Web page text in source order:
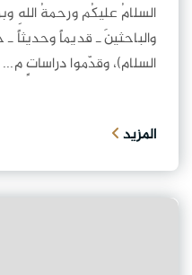
السلامُ عليكُم ورحمةُ اللهِ
والباحثينَ ـ قديماً وحديثاً
السلام)، وقدّموا دراساتٍ م...
المزيد